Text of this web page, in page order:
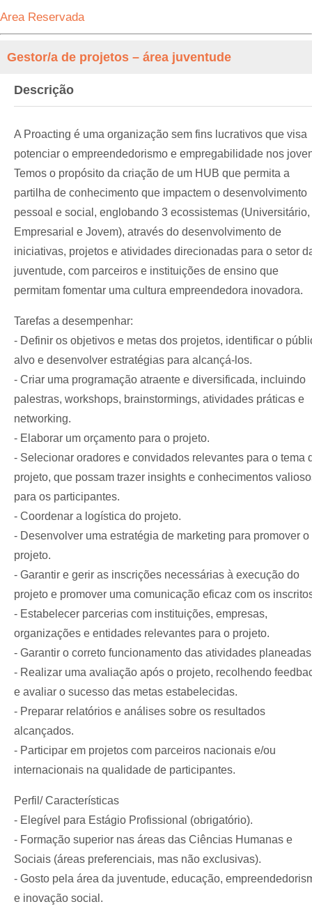
Area Reservada
Gestor/a de projetos – área juventude
Descrição
A Proacting é uma organização sem fins lucrativos que visa
potenciar o empreendedorismo e empregabilidade nos
Temos o propósito da criação de um HUB que permita a
partilha de conhecimento que impactem o desenvolvimento
pessoal e social, englobando 3 ecossistemas (Universitário,
Empresarial e Jovem), através do desenvolvimento de
iniciativas, projetos e atividades direcionadas para o setor
juventude, com parceiros e instituições de ensino que
permitam fomentar uma cultura empreendedora inovadora.
Tarefas a desempenhar:
- Definir os objetivos e metas dos projetos, identificar o
alvo e desenvolver estratégias para alcançá-los.
- Criar uma programação atraente e diversificada, incluindo
palestras, workshops, brainstormings, atividades práticas e
networking.
- Elaborar um orçamento para o projeto.
- Selecionar oradores e convidados relevantes para o tema
projeto, que possam trazer insights e conhecimentos
para os participantes.
- Coordenar a logística do projeto.
- Desenvolver uma estratégia de marketing para promover o
projeto.
- Garantir e gerir as inscrições necessárias à execução do
projeto e promover uma comunicação eficaz com os
- Estabelecer parcerias com instituições, empresas,
organizações e entidades relevantes para o projeto.
- Garantir o correto funcionamento das atividades
- Realizar uma avaliação após o projeto, recolhendo
e avaliar o sucesso das metas estabelecidas.
- Preparar relatórios e análises sobre os resultados
alcançados.
- Participar em projetos com parceiros nacionais e/ou
internacionais na qualidade de participantes.
Perfil/ Características
- Elegível para Estágio Profissional (obrigatório).
- Formação superior nas áreas das Ciências Humanas e
Sociais (áreas preferenciais, mas não exclusivas).
- Gosto pela área da juventude, educação,
e inovação social.